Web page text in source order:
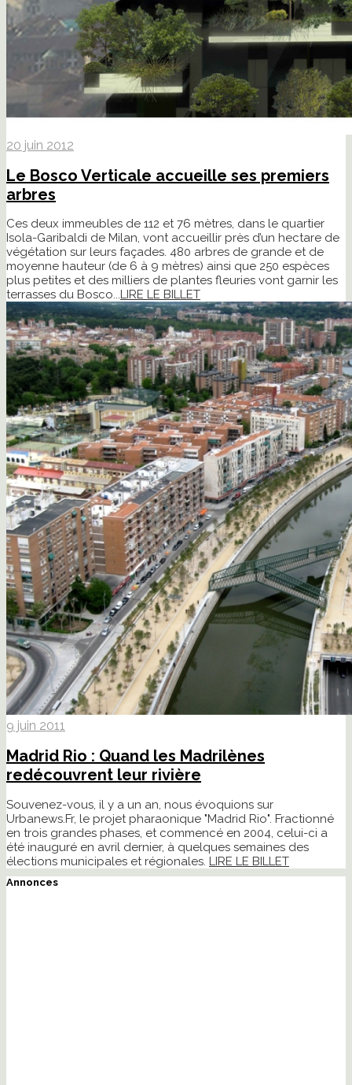
20 juin 2012
Le Bosco Verticale accueille ses premiers
arbres
Ces deux immeubles de 112 et 76 mètres, dans le quartier
Isola-Garibaldi de Milan, vont accueillir près d’un hectare de
végétation sur leurs façades. 480 arbres de grande et de
moyenne hauteur (de 6 à 9 mètres) ainsi que 250 espèces
plus petites et des milliers de plantes fleuries vont garnir les
terrasses du Bosco...LIRE LE BILLET
9 juin 2011
Madrid Rio : Quand les Madrilènes
redécouvrent leur rivière
Souvenez-vous, il y a un an, nous évoquions sur
Urbanews.Fr, le projet pharaonique "Madrid Rio". Fractionné
en trois grandes phases, et commencé en 2004, celui-ci a
été inauguré en avril dernier, à quelques semaines des
élections municipales et régionales. LIRE LE BILLET
Annonces